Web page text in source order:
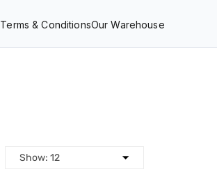
Terms & ConditionsOur Warehouse